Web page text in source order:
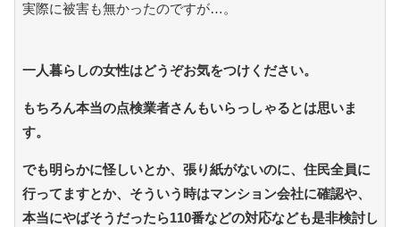
実際に被害も無かったのですが…。
一人暮らしの女性はどうぞお気をつけください。
もちろん本当の点検業者さんもいらっしゃるとは思いま
す。
でも明らかに怪しいとか、張り紙がないのに、住民全員に
行ってますとか、そういう時はマンション会社に確認や、
本当にやばそうだったら110番などの対応なども是非検討し